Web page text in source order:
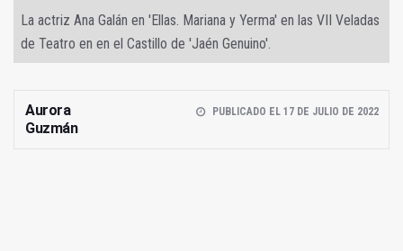
La actriz Ana Galán en 'Ellas. Mariana y Yerma' en las VII Veladas
de Teatro en en el Castillo de 'Jaén Genuino'.
Aurora
Guzmán
PUBLICADO EL 17 DE JULIO DE 2022